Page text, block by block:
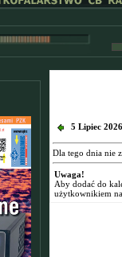
5 Lipiec 2026
Dla tego dnia nie
Uwaga!
Aby dodać do
użytkownikiem